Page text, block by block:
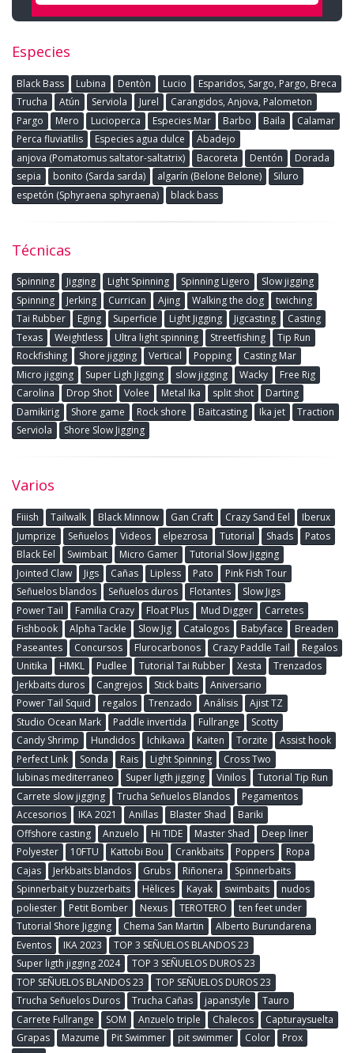
Especies
Black Bass Lubina Dentòn Lucio
Esparidos, Sargo, Pargo, Breca
Trucha
Atún Serviola Jurel
Carangidos, Anjova, Palometon
Pargo
Mero Lucioperca Especies Mar Barbo Baila
Calamar
Perca fluviatilis
Especies agua dulce
Abadejo
anjova (Pomatomus saltator-saltatrix)
Bacoreta Dentón
Dorada
sepia
bonito (Sarda sarda) algarín (Belone Belone)
Siluro
espetón (Sphyraena sphyraena)
black bass
Técnicas
Spinning Jigging Light Spinning Spinning Ligero
Slow jigging
Spinning
Jerking Currican Ajing Walking the dog
twiching
Tai Rubber
Eging Superficie Light Jigging Jigcasting
Casting
Texas
Weightless Ultra light spinning Streetfishing
Tip Run
Rockfishing
Shore jigging Vertical Popping
Casting Mar
Micro jigging
Super Ligh Jigging slow jigging Wacky
Free Rig
Carolina
Drop Shot Volee Metal Ika split shot
Darting
Damikirig
Shore game Rock shore Baitcasting Ika jet
Traction
Serviola
Shore Slow Jigging
Varios
Fiiish Tailwalk Black Minnow Gan Craft Crazy Sand Eel
Iberux
Jumprize
Señuelos Videos elpezrosa Tutorial Shads
Patos
Black Eel
Swimbait Micro Gamer
Tutorial Slow Jigging
Jointed Claw
Jigs Cañas Lipless Pato
Pink Fish Tour
Señuelos blandos
Señuelos duros Flotantes
Slow Jigs
Power Tail
Familia Crazy Float Plus Mud Digger
Carretes
Fishbook
Alpha Tackle Slow Jig Catalogos Babyface
Breaden
Paseantes
Concursos Flurocarbonos Crazy Paddle Tail
Regalos
Unitika
HMKL Pudlee Tutorial Tai Rubber Xesta
Trenzados
Jerkbaits duros
Cangrejos Stick baits
Aniversario
Power Tail Squid
regalos Trenzado Análisis
Ajist TZ
Studio Ocean Mark
Paddle invertida Fullrange
Scotty
Candy Shrimp
Hundidos Ichikawa Kaiten Torzite
Assist hook
Perfect Link
Sonda Rais Light Spinning
Cross Two
lubinas mediterraneo
Super ligth jigging Vinilos
Tutorial Tip Run
Carrete slow jigging
Trucha Señuelos Blandos
Pegamentos
Accesorios
IKA 2021 Anillas Blaster Shad
Bariki
Offshore casting
Anzuelo Hi TIDE Master Shad
Deep liner
Polyester
10FTU Kattobi Bou Crankbaits Poppers
Ropa
Cajas
Jerkbaits blandos Grubs Riñonera
Spinnerbaits
Spinnerbait y buzzerbaits
Hèlices Kayak swimbaits
nudos
poliester
Petit Bomber Nexus TEROTERO
ten feet under
Tutorial Shore Jigging
Chema San Martin
Alberto Burundarena
Eventos
IKA 2023
TOP 3 SEÑUELOS BLANDOS 23
Super ligth jigging 2024
TOP 3 SEÑUELOS DUROS 23
TOP SEÑUELOS BLANDOS 23
TOP SEÑUELOS DUROS 23
Trucha Señuelos Duros
Trucha Cañas japanstyle
Tauro
Carrete Fullrange
SOM Anzuelo triple Chalecos
Capturaysuelta
Grapas
Mazume Pit Swimmer pit swimmer Color
Prox